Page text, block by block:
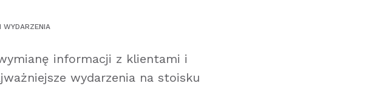
WYDARZENIA
informacji z klientami i
wydarzenia na stoisku